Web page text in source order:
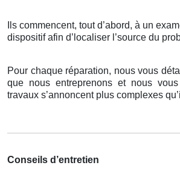
Ils commencent, tout d’abord, à un
dispositif afin d’localiser l’source du
Pour chaque réparation, nous vous
que nous entreprenons et nous
travaux s’annoncent plus complexes
Conseils d’entretien